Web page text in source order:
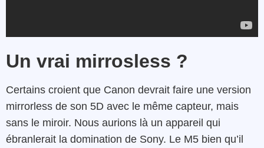
Un vrai mirrosless ?
Certains croient que Canon devrait faire une version
mirrorless de son 5D avec le même capteur, mais
sans le miroir. Nous aurions là un appareil qui
ébranlerait la domination de Sony. Le M5 bien qu’il